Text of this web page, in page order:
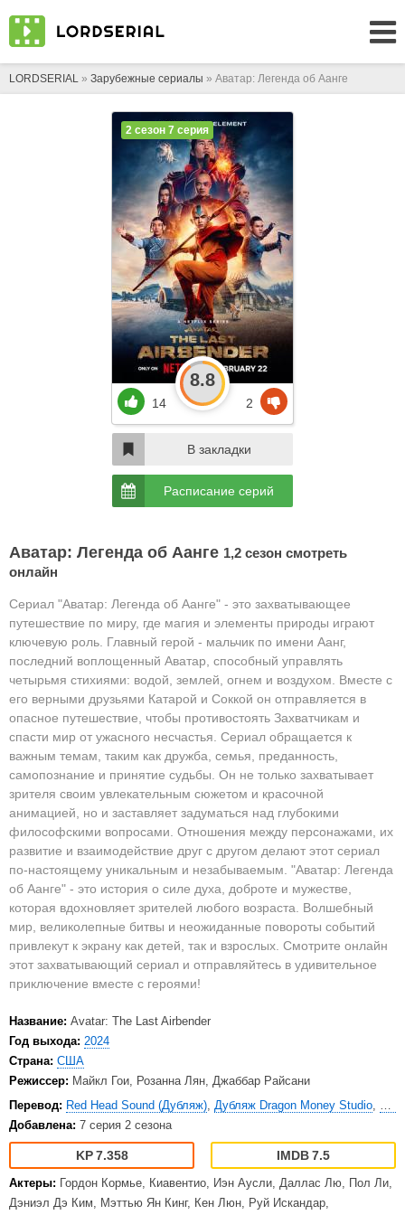
LORDSERIAL » Зарубежные сериалы » Аватар: Легенда об Аанге
Аватар: Легенда об Аанге 1,2 сезон смотреть
онлайн
Сериал "Аватар: Легенда об Аанге" - это захватывающее
путешествие по миру, где магия и элементы природы играют
ключевую роль. Главный герой - мальчик по имени Аанг,
последний воплощенный Аватар, способный управлять
четырьмя стихиями: водой, землей, огнем и воздухом. Вместе с
его верными друзьями Катарой и Соккой он отправляется в
опасное путешествие, чтобы противостоять Захватчикам и
спасти мир от ужасного несчастья. Сериал обращается к
важным темам, таким как дружба, семья, преданность,
самопознание и принятие судьбы. Он не только захватывает
зрителя своим увлекательным сюжетом и красочной
анимацией, но и заставляет задуматься над глубокими
философскими вопросами. Отношения между персонажами, их
развитие и взаимодействие друг с другом делают этот сериал
по-настоящему уникальным и незабываемым. "Аватар: Легенда
об Аанге" - это история о силе духа, доброте и мужестве,
которая вдохновляет зрителей любого возраста. Волшебный
мир, великолепные битвы и неожиданные повороты событий
привлекут к экрану как детей, так и взрослых. Смотрите онлайн
этот захватывающий сериал и отправляйтесь в удивительное
приключение вместе с героями!
Название: Avatar: The Last Airbender
Год выхода: 2024
Страна: США
Режиссер: Майкл Гои, Розанна Лян, Джаббар Райсани
Перевод: Red Head Sound (Дубляж), Дубляж Dragon Money Studio,
Добавлена: 7 серия 2 сезона
7.358 7.5
Актеры: Гордон Кормье, Киавентио, Иэн Аусли, Даллас Лю, Пол Ли,
Дэниэл Дэ Ким, Мэттью Ян Кинг, Кен Люн, Руй Искандар,
2 сезон 7 серия
14
8.8
2
В закладки
Расписание серий